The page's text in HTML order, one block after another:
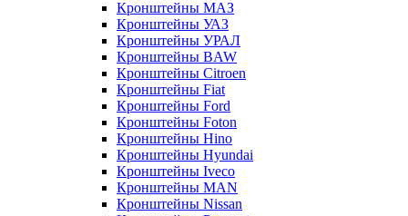
Кронштейны МАЗ
Кронштейны УАЗ
Кронштейны УРАЛ
Кронштейны BAW
Кронштейны Citroen
Кронштейны Fiat
Кронштейны Ford
Кронштейны Foton
Кронштейны Hino
Кронштейны Hyundai
Кронштейны Iveco
Кронштейны MAN
Кронштейны Nissan